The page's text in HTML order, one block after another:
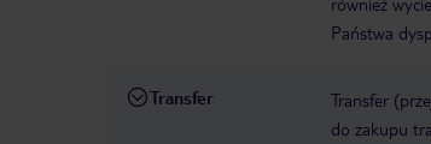
Państwa
Transfer
Transfer
do zakupu